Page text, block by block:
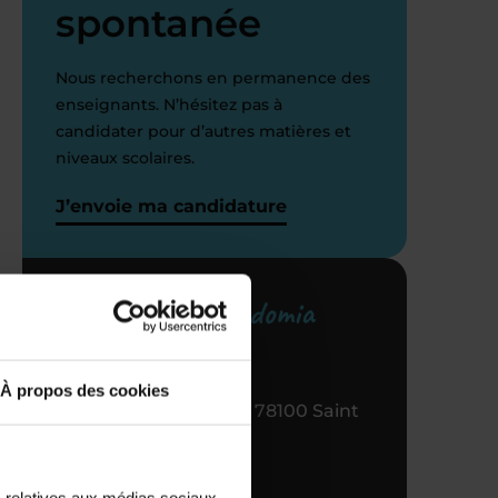
À propos des cookies
spontanée
Nous recherchons en permanence des
enseignants. N’hésitez pas à
candidater pour d’autres matières et
niveaux scolaires.
J’envoie ma candidature
Votre centre Acadomia
référent
7 RUE de Pontoise, 78100 Saint
01 39 04 01 01